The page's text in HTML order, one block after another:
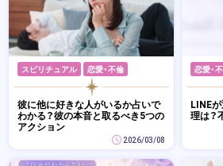
スピリチュアル 恋愛・不倫
彼に他に好きな人がいるか占いで
わかる？彼の本音と取るべき5つの
アクション
2026/03/08
恋愛・
LINE
理は？